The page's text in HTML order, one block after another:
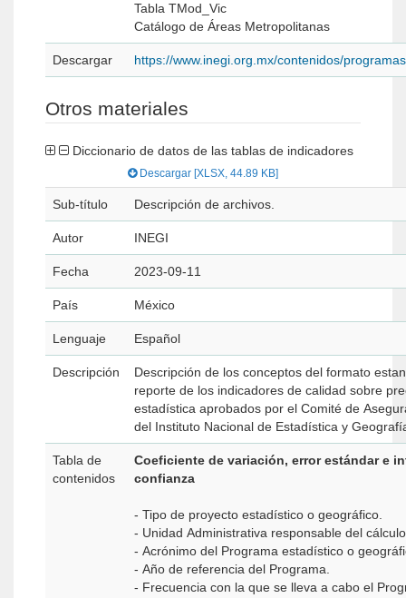
Tabla TMod_Vic
Catálogo de Áreas Metropolitanas
Descargar https://www.inegi.org.mx/contenidos/
Otros materiales
Diccionario de datos de las tablas de indicadores
Descargar [XLSX, 44.89 KB]
Sub-título Descripción de archivos.
Autor INEGI
Fecha 2023-09-11
País México
Lenguaje Español
Descripción
Descripción de los conceptos del formato
reporte de los indicadores de calidad sobre
estadística aprobados por el Comité de
del Instituto Nacional de Estadística y
Tabla de
contenidos
Coeficiente de variación, error estándar e
confianza
- Tipo de proyecto estadístico o geográfico.
- Unidad Administrativa responsable del
- Acrónimo del Programa estadístico o
- Año de referencia del Programa.
- Frecuencia con la que se lleva a cabo el